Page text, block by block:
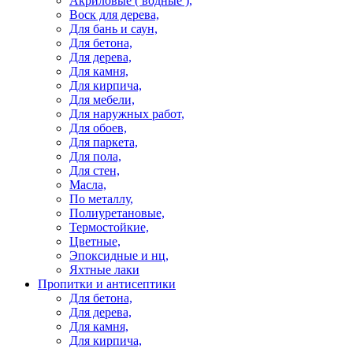
Воск для дерева,
Для бань и саун,
Для бетона,
Для дерева,
Для камня,
Для кирпича,
Для мебели,
Для наружных работ,
Для обоев,
Для паркета,
Для пола,
Для стен,
Масла,
По металлу,
Полиуретановые,
Термостойкие,
Цветные,
Эпоксидные и нц,
Яхтные лаки
Пропитки и антисептики
Для бетона,
Для дерева,
Для камня,
Для кирпича,